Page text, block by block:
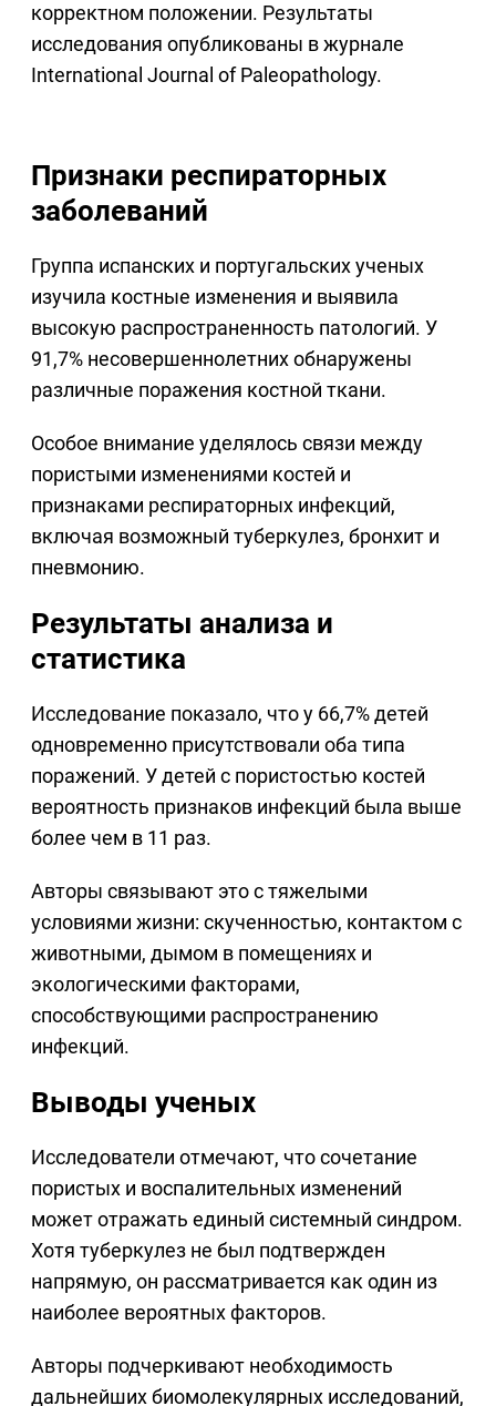
корректном положении. Результаты
исследования опубликованы в журнале
International Journal of Paleopathology.
Признаки респираторных
заболеваний
Группа испанских и португальских ученых
изучила костные изменения и выявила
высокую распространенность патологий. У
91,7% несовершеннолетних обнаружены
различные поражения костной ткани.
Особое внимание уделялось связи между
пористыми изменениями костей и
признаками респираторных инфекций,
включая возможный туберкулез, бронхит и
пневмонию.
Результаты анализа и
статистика
Исследование показало, что у 66,7% детей
одновременно присутствовали оба типа
поражений. У детей с пористостью костей
вероятность признаков инфекций была выше
более чем в 11 раз.
Авторы связывают это с тяжелыми
условиями жизни: скученностью, контактом с
животными, дымом в помещениях и
экологическими факторами,
способствующими распространению
инфекций.
Выводы ученых
Исследователи отмечают, что сочетание
пористых и воспалительных изменений
может отражать единый системный синдром.
Хотя туберкулез не был подтвержден
напрямую, он рассматривается как один из
наиболее вероятных факторов.
Авторы подчеркивают необходимость
дальнейших биомолекулярных исследований,